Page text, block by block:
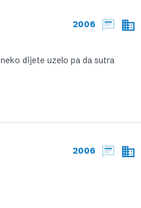
2006
dijete uzelo pa da sutra
2006